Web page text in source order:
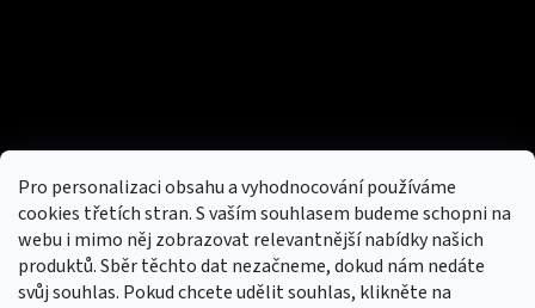
Pro personalizaci obsahu a vyhodnocování používáme
cookies třetích stran. S vaším souhlasem budeme schopni na
webu i mimo něj zobrazovat relevantnější nabídky našich
produktů. Sběr těchto dat nezačneme, dokud nám nedáte
svůj souhlas. Pokud chcete udělit souhlas, klikněte na